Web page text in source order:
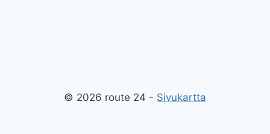
© 2026 route 24 - Sivukartta